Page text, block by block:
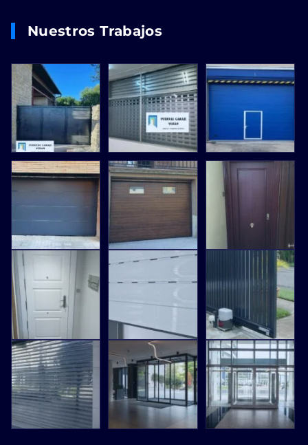
Nuestros Trabajos